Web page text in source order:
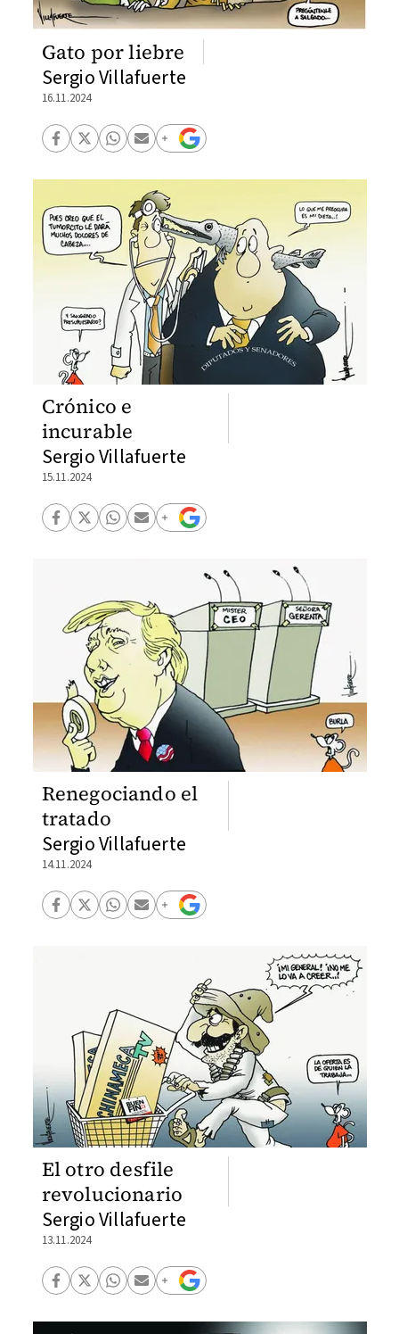
Gato por liebre
Sergio Villafuerte
16.11.2024
Crónico e
incurable
Sergio Villafuerte
15.11.2024
Renegociando el
tratado
Sergio Villafuerte
14.11.2024
El otro desfile
revolucionario
Sergio Villafuerte
13.11.2024